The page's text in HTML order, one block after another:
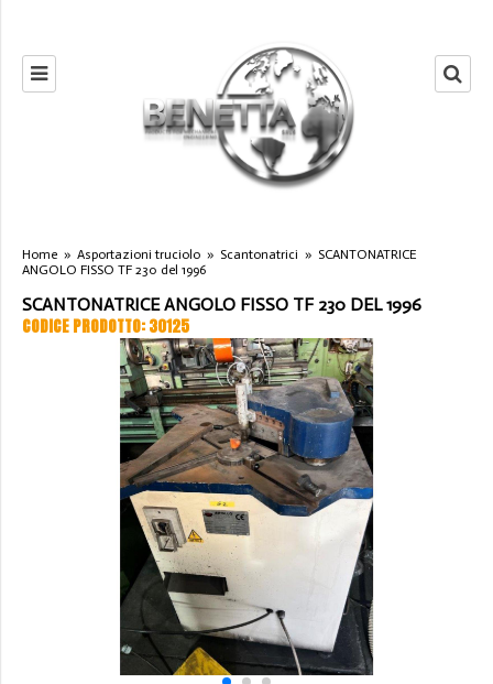
Home » Asportazioni truciolo » Scantonatrici » SCANTONATRICE
ANGOLO FISSO TF 230 del 1996
SCANTONATRICE ANGOLO FISSO TF 230 DEL 1996
CODICE PRODOTTO: 30125